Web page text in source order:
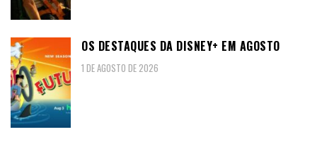
OS DESTAQUES DA DISNEY+ EM AGOSTO
1 DE AGOSTO DE 2026